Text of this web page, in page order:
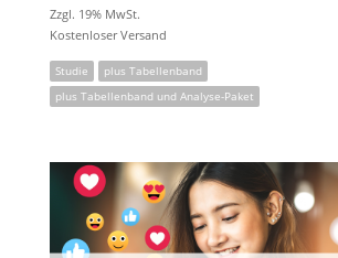
Zzgl. 19% MwSt.
Kostenloser Versand
Studie
plus Tabellenband
plus Tabellenband und Analyse-Paket